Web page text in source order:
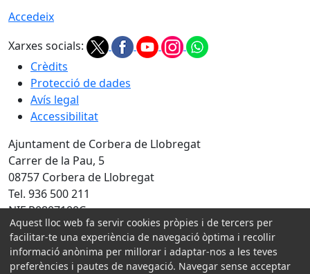
Accedeix
Xarxes socials:
Crèdits
Protecció de dades
Avís legal
Accessibilitat
Ajuntament de Corbera de Llobregat
Carrer de la Pau, 5
08757 Corbera de Llobregat
Tel. 936 500 211
NIF P0807100C
Amb la col·laboració de:
Aquest lloc web fa servir cookies pròpies i de tercers per
facilitar-te una experiència de navegació òptima i recollir
informació anònima per millorar i adaptar-nos a les teves
preferències i pautes de navegació. Navegar sense acceptar